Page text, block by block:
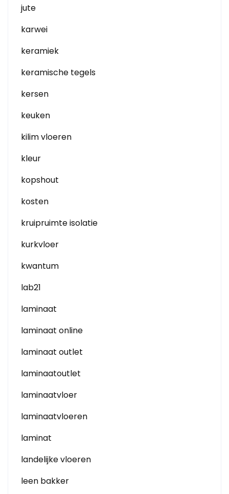
jute
karwei
keramiek
keramische tegels
kersen
keuken
kilim vloeren
kleur
kopshout
kosten
kruipruimte isolatie
kurkvloer
kwantum
lab21
laminaat
laminaat online
laminaat outlet
laminaatoutlet
laminaatvloer
laminaatvloeren
laminat
landelijke vloeren
leen bakker